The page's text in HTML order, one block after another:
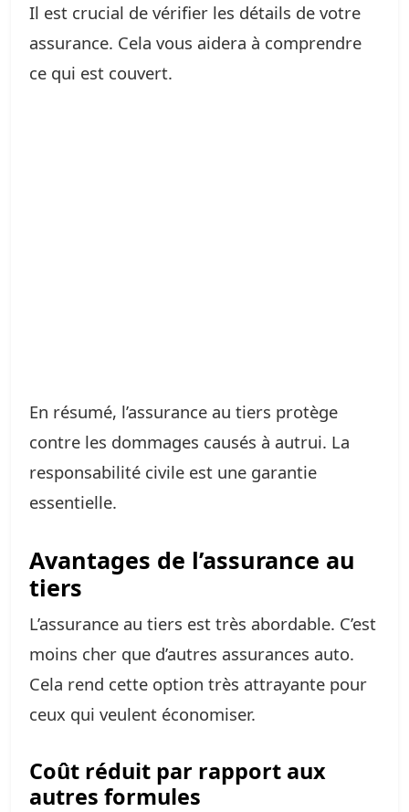
Il est crucial de vérifier les détails de votre
assurance. Cela vous aidera à comprendre
ce qui est couvert.
En résumé, l’assurance au tiers protège
contre les dommages causés à autrui. La
responsabilité civile est une garantie
essentielle.
Avantages de l’assurance au
tiers
L’assurance au tiers est très abordable. C’est
moins cher que d’autres assurances auto.
Cela rend cette option très attrayante pour
ceux qui veulent économiser.
Coût réduit par rapport aux
autres formules